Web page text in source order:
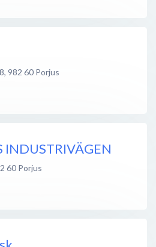
, 982 60 Porjus
INDUSTRIVÄGEN
60 Porjus